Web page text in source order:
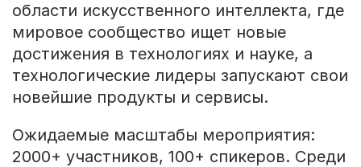
области искусственного интеллекта, где
мировое сообщество ищет новые
достижения в технологиях и науке, а
технологические лидеры запускают свои
новейшие продукты и сервисы.
Ожидаемые масштабы мероприятия:
2000+ участников, 100+ спикеров. Среди